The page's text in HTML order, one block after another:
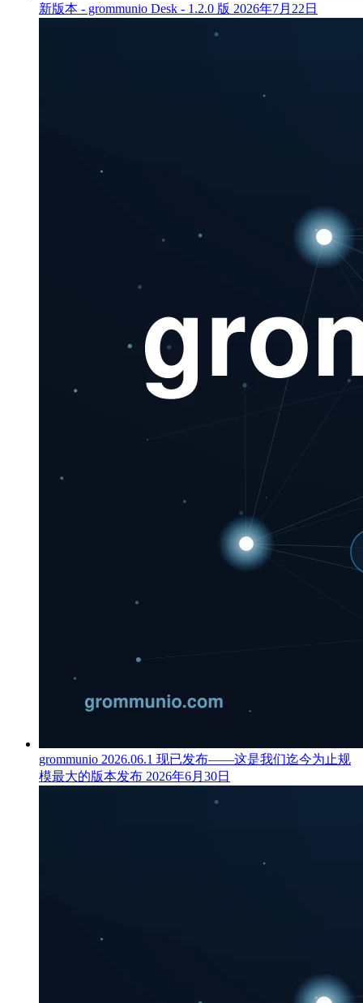
新版本 - grommunio Desk - 1.2.0 版 2026年7月22日
grommunio 2026.06.1 现已发布——这是我们迄今为止规
模最大的版本发布 2026年6月30日